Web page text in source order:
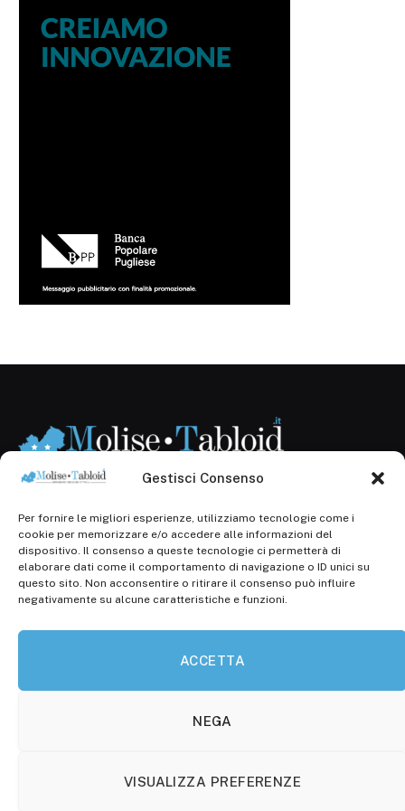
Gestisci Consenso
Per fornire le migliori esperienze, utilizziamo tecnologie come i
cookie per memorizzare e/o accedere alle informazioni del
dispositivo. Il consenso a queste tecnologie ci permetterà di
elaborare dati come il comportamento di navigazione o ID unici su
questo sito. Non acconsentire o ritirare il consenso può influire
negativamente su alcune caratteristiche e funzioni.
ACCETTA
NEGA
VISUALIZZA PREFERENZE
Registr. presso il Tribunale di Campobasso: 3/2013 del
14.11.2013, Cron. 1254
Roc: iscrizione n° 25549 (Prot. 1138/com/15 del
30.04.2015)
P.Iva: 01707150700